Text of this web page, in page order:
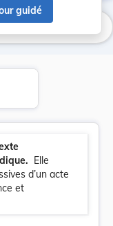
guidé
Elle
d’un acte
et